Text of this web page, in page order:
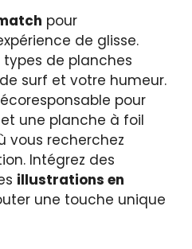
pour
de glisse.
de planches
surf et votre humeur.
pour
une planche à foil
vous recherchez
Intégrez des
illustrations en
une touche unique